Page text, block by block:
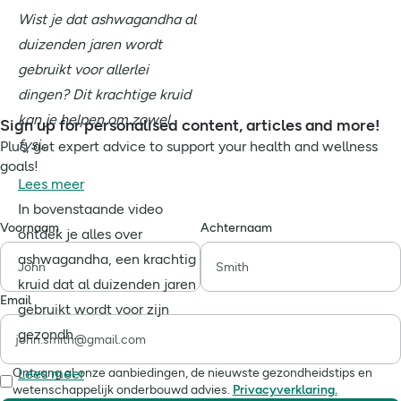
Wist je dat ashwagandha al
duizenden jaren wordt
gebruikt voor allerlei
dingen? Dit krachtige kruid
kan je helpen om zowel
fysi...
Lees meer
In bovenstaande video
ontdek je alles over
ashwagandha, een krachtig
kruid dat al duizenden jaren
gebruikt wordt voor zijn
gezondh...
Lees meer
Sign up for personalised content, articles and more!
Plus, get expert advice to support your health and wellness
goals!
Voornaam Achternaam
Email
Ontvang al onze aanbiedingen, de nieuwste gezondheidstips en
wetenschappelijk onderbouwd advies. Privacyverklaring.